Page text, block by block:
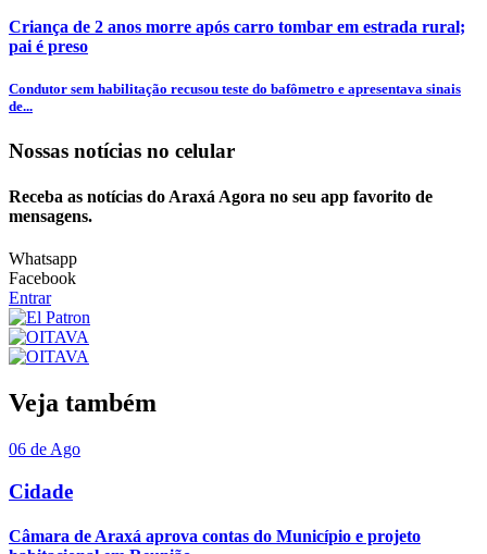
Criança de 2 anos morre após carro tombar em estrada rural;
pai é preso
Condutor sem habilitação recusou teste do bafômetro e apresentava sinais
de...
Nossas notícias no celular
Receba as notícias do Araxá Agora no seu app favorito de
mensagens.
Whatsapp
Facebook
Entrar
Veja também
06 de Ago
Cidade
Câmara de Araxá aprova contas do Município e projeto